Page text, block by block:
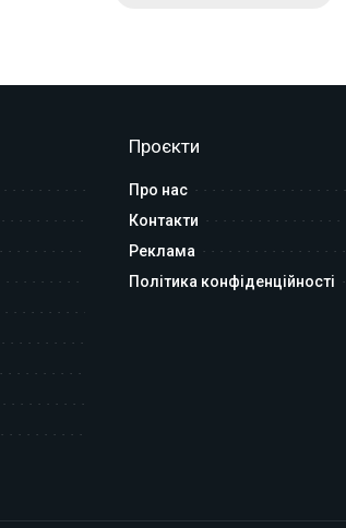
Проєкти
Про нас
Контакти
Реклама
Політика конфіденційності